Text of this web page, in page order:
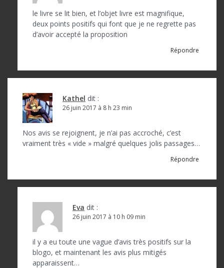
le livre se lit bien, et l’objet livre est magnifique,
deux points positifs qui font que je ne regrette pas
d’avoir accepté la proposition
Répondre
Kathel dit :
26 juin 2017 à 8 h 23 min
Nos avis se rejoignent, je n’ai pas accroché, c’est
vraiment très « vide » malgré quelques jolis passages…
Répondre
Eva dit :
26 juin 2017 à 10 h 09 min
il y a eu toute une vague d’avis très positifs sur la
blogo, et maintenant les avis plus mitigés
apparaissent…